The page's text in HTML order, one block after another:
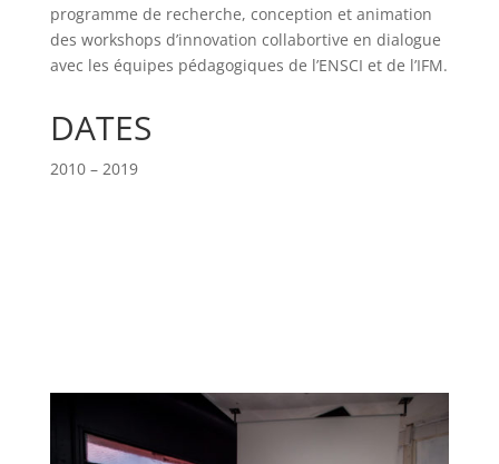
programme de recherche, conception et animation
des workshops d’innovation collabortive en dialogue
avec les équipes pédagogiques de l’ENSCI et de l’IFM.
DATES
2010 – 2019